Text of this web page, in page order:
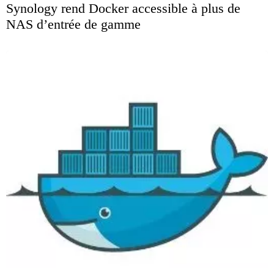
Synology rend Docker accessible à plus de
NAS d’entrée de gamme